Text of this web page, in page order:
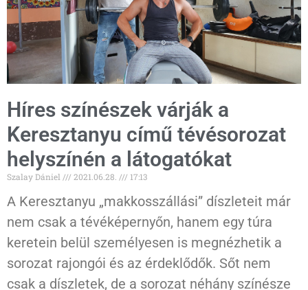
Híres színészek várják a
Keresztanyu című tévésorozat
helyszínén a látogatókat
Szalay Dániel 2021.06.28. 17:13
A Keresztanyu „makkosszállási” díszleteit már
nem csak a tévéképernyőn, hanem egy túra
keretein belül személyesen is megnézhetik a
sorozat rajongói és az érdeklődők. Sőt nem
csak a díszletek, de a sorozat néhány színésze